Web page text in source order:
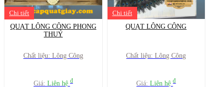
Chi tiết
QUẠT LÔNG CÔNG PHONG
THUỶ
Chất liệu: Lông Công
Giá: Liên hệ đ
Chi tiết
QUẠT LÔNG CÔNG
Chất liệu: Lông Công
Giá:Liên hệđ